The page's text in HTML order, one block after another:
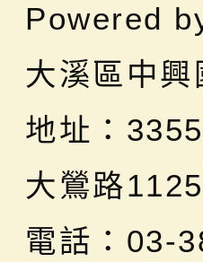
Powered
大溪區中興
地址：
大鶯路
電話：03-